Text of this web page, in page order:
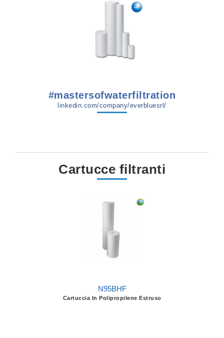
#mastersofwaterfiltration
linkedin.com/company/everbluesrl/
Cartucce filtranti
N95BHF
Cartuccia In Polipropilene Estruso